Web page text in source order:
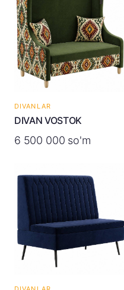
DIVANLAR
DIVAN VOSTOK
6 500 000 so'm